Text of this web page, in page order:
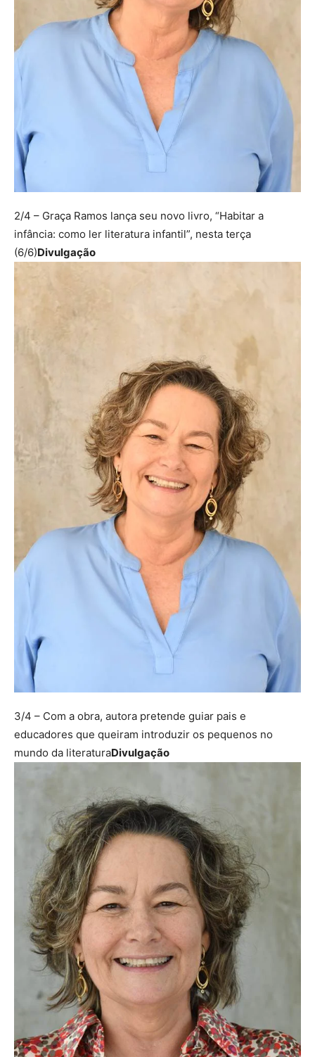
2/4 – Graça Ramos lança seu novo livro, “Habitar a
infância: como ler literatura infantil”, nesta terça
(6/6)Divulgação
3/4 – Com a obra, autora pretende guiar pais e
educadores que queiram introduzir os pequenos no
mundo da literaturaDivulgação